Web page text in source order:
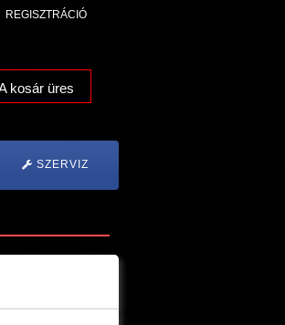
REGISZTRÁCIÓ
kosár üres
SZERVIZ